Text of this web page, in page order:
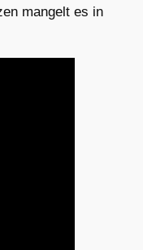
mangelt es in